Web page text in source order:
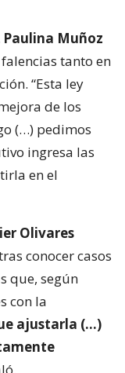
Muñoz
tanto en
“Esta ley
de los
(…) pedimos
ingresa las
en el
Olivares
conocer casos
que, según
con la
ajustarla (…)